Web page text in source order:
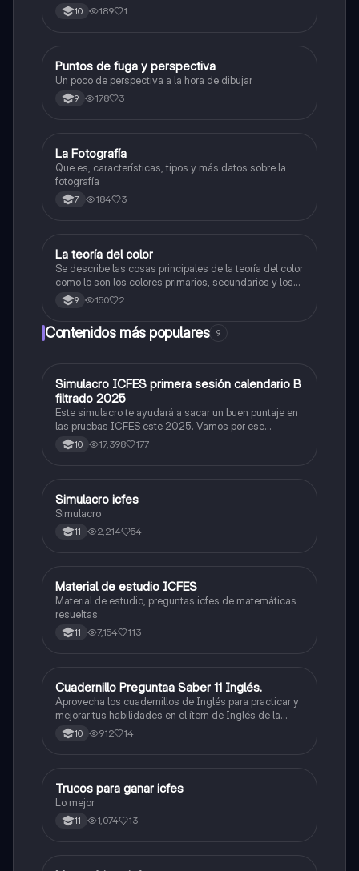
10 189 1
Artes
Puntos de fuga y perspectiva
Un poco de perspectiva a la hora de dibujar
9 178 3
Artes
La Fotografía
Que es, características, tipos y más datos sobre la
fotografía
7 184 3
Artes
La teoría del color
Se describe las cosas principales de la teoría del color
como lo son los colores primarios, secundarios y los
colores cálidos y fríos es un resumen y sus ejemplos
9 150 2
Contenidos más populares 9
ICFES: Matemáticas
Simulacro ICFES primera sesión calendario B
filtrado 2025
Este simulacro te ayudará a sacar un buen puntaje en
las pruebas ICFES este 2025. Vamos por ese
500/500. Y poder ser admitido en la universidad que
quieras, estudiar la carrera que quieres y no la que te
10 17,398 177
ICFES: Lectura Crítica
Simulacro icfes
Simulacro
11 2,214 54
ICFES: Matemáticas
Material de estudio ICFES
Material de estudio, preguntas icfes de matemáticas
resueltas
11 7,154 113
ICFES: Inglés
Cuadernillo Preguntaa Saber 11 Inglés.
Aprovecha los cuadernillos de Inglés para practicar y
mejorar tus habilidades en el ítem de Inglés de la
Prueba Saber 11. 🫡
10 912 14
Química
Trucos para ganar icfes
Lo mejor
11 1,074 13